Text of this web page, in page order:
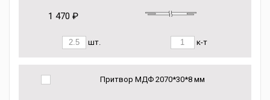
1 470 ₽
шт. к-т
Притвор МДФ 2070*30*8 мм